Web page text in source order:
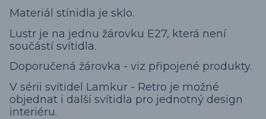
Materiál stínidla je sklo.
Lustr je na jednu žárovku E27, která není
součástí svítidla.
Doporučená žárovka - viz připojené produkty.
V sérii svítidel Lamkur - Retro je možné
objednat i další svítidla pro jednotný design
interiéru.